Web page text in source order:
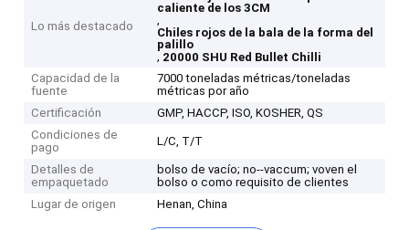
Lo más destacado
caliente de los 3CM
,
Chiles rojos de la bala de la forma del
palillo
, 20000 SHU Red Bullet Chilli
Capacidad de la
fuente
7000 toneladas métricas/toneladas
métricas por año
Certificación
GMP, HACCP, ISO, KOSHER, QS
Condiciones de
pago
L/C, T/T
Detalles de
empaquetado
bolso de vacío; no--vaccum; voven el
bolso o como requisito de clientes
Lugar de origen
Henan, China